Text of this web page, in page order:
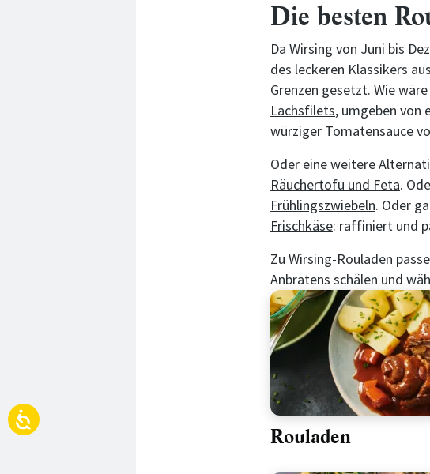
Die besten
Da Wirsing von Juni bis
des leckeren Klassikers
Grenzen gesetzt. Wie
Lachsfilets, umgeben von
würziger Tomatensauce
Oder eine weitere
Räuchertofu und Feta.
Frühlingszwiebeln. Oder
Frischkäse: raffiniert und
Zu Wirsing-Rouladen
Anbratens schälen und
Rouladen